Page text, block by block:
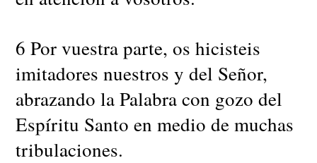
6 Por vuestra parte, os hicisteis
imitadores nuestros y del Señor,
abrazando la Palabra con gozo del
Espíritu Santo en medio de muchas
tribulaciones.